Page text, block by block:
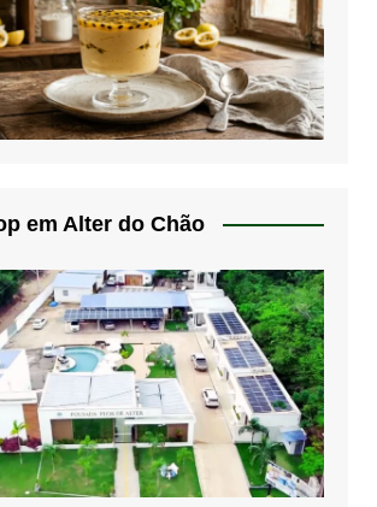
em Alter do Chão